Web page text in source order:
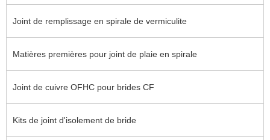
Joint de remplissage en spirale de vermiculite
Matières premières pour joint de plaie en spirale
Joint de cuivre OFHC pour brides CF
Kits de joint d'isolement de bride